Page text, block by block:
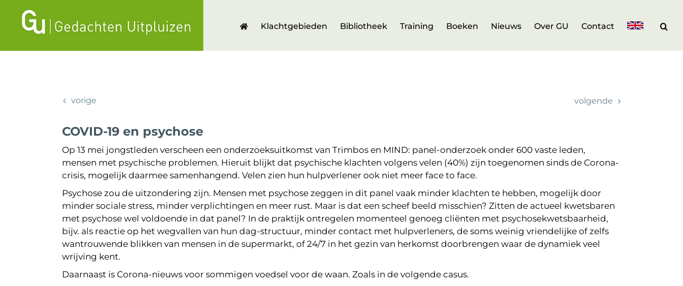
inhoud
Klachtgebieden Bibliotheek Training Boeken Nieuws Over GU Contact
vorige volgende
COVID-19 en psychose
Op 13 mei jongstleden verscheen een onderzoeksuitkomst van Trimbos en MIND: panel-onderzoek onder 600 vaste leden,
mensen met psychische problemen. Hieruit blijkt dat psychische klachten volgens velen (40%) zijn toegenomen sinds de Corona-
crisis, mogelijk daarmee samenhangend. Velen zien hun hulpverlener ook niet meer face to face.
Psychose zou de uitzondering zijn. Mensen met psychose zeggen in dit panel vaak minder klachten te hebben, mogelijk door
minder sociale stress, minder verplichtingen en meer rust. Maar is dat een scheef beeld misschien? Zitten de actueel kwetsbaren
met psychose wel voldoende in dat panel? In de praktijk ontregelen momenteel genoeg cliënten met psychosekwetsbaarheid,
bijv. als reactie op het wegvallen van hun dag-structuur, minder contact met hulpverleners, de soms weinig vriendelijke of zelfs
wantrouwende blikken van mensen in de supermarkt, of 24/7 in het gezin van herkomst doorbrengen waar de dynamiek veel
wrijving kent.
Daarnaast is Corona-nieuws voor sommigen voedsel voor de waan. Zoals in de volgende casus.